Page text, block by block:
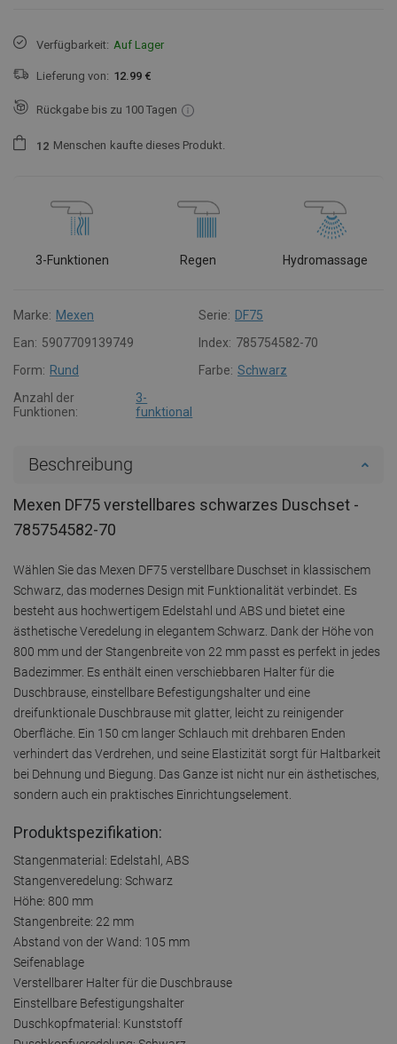
Verfügbarkeit: Auf Lager
Lieferung von: 12.99 €
Rückgabe bis zu 100 Tagen
1 2 Menschen kaufte dieses Produkt.
3-Funktionen Regen Hydromassage
Marke: Mexen Serie: DF75
Ean: 5907709139749 Index: 785754582-70
Form: Rund Farbe: Schwarz
Anzahl der
Funktionen:
3-
funktional
Beschreibung
Mexen DF75 verstellbares schwarzes Duschset -
785754582-70
Wählen Sie das Mexen DF75 verstellbare Duschset in klassischem
Schwarz, das modernes Design mit Funktionalität verbindet. Es
besteht aus hochwertigem Edelstahl und ABS und bietet eine
ästhetische Veredelung in elegantem Schwarz. Dank der Höhe von
800 mm und der Stangenbreite von 22 mm passt es perfekt in jedes
Badezimmer. Es enthält einen verschiebbaren Halter für die
Duschbrause, einstellbare Befestigungshalter und eine
dreifunktionale Duschbrause mit glatter, leicht zu reinigender
Oberfläche. Ein 150 cm langer Schlauch mit drehbaren Enden
verhindert das Verdrehen, und seine Elastizität sorgt für Haltbarkeit
bei Dehnung und Biegung. Das Ganze ist nicht nur ein ästhetisches,
sondern auch ein praktisches Einrichtungselement.
Produktspezifikation:
Stangenmaterial: Edelstahl, ABS
Stangenveredelung: Schwarz
Höhe: 800 mm
Stangenbreite: 22 mm
Abstand von der Wand: 105 mm
Seifenablage
Verstellbarer Halter für die Duschbrause
Einstellbare Befestigungshalter
Duschkopfmaterial: Kunststoff